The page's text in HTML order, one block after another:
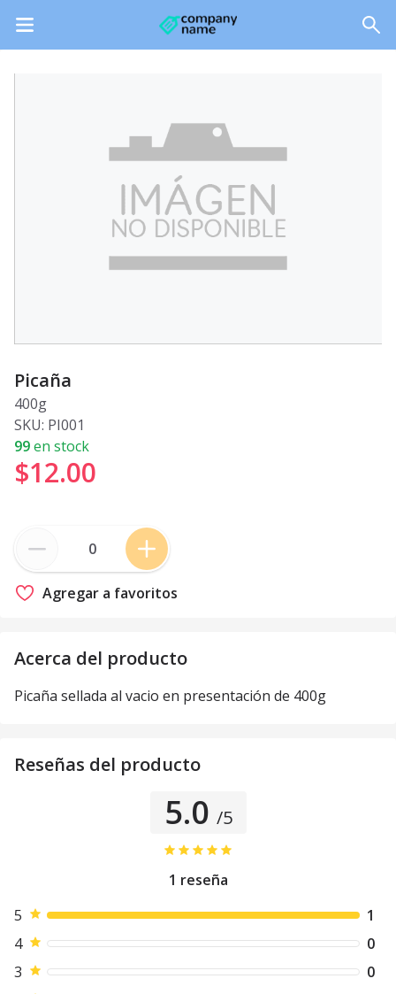
Picaña
400g
SKU: PI001
99en stock
$12.00
Agregar a favoritos
Acerca del producto
Picaña sellada al vacio en presentación de 400g
Reseñas del producto
5.0 /5
1 reseña
5
1
4
0
3
0